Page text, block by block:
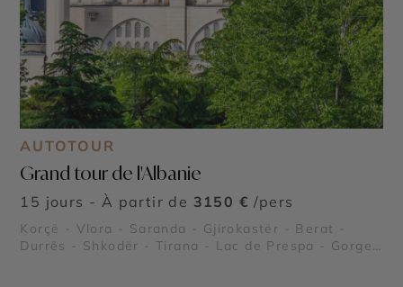
AUTOTOUR
Grand tour de l'Albanie
15 jours - À partir de 3150 € /pers
Korçë - Vlora - Saranda - Gjirokastër - Berat -
Durrës - Shkodër - Tirana - Lac de Prespa - Gorges